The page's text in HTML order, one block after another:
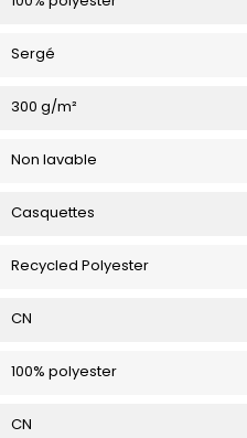
Sergé
300 g/m²
Non lavable
Casquettes
Recycled Polyester
CN
100% polyester
CN